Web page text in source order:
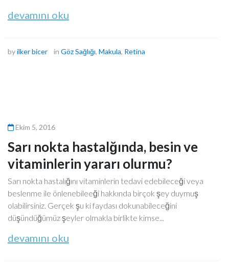
devamını oku
byilker bicer in Göz Sağlığı, Makula, Retina
Ekim 5, 2016
Sarı nokta hastalğında, besin ve
vitaminlerin yararı olurmu?
Sarı nokta hastalığını vitaminlerin tedavi edebileceği veya
beslenme ile önlenebileeği hakkında birçok şey duymuş
olabilirsiniz. Gerçek şu ki faydası dokunabileceğini
düşündüğümüz şeyler olmakla birlikte kimse...
devamını oku